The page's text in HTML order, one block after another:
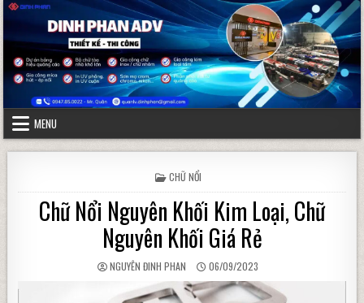
Skip to content
MENU
POSTED IN
CHỮ NỔI
Chữ Nổi Nguyên Khối Kim Loại, Chữ
Nguyên Khối Giá Rẻ
AUTHOR:
NGUYÊN ĐINH PHAN PUBLISHED DATE:
06/09/2023